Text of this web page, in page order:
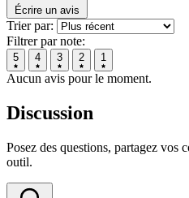
Écrire un avis
Trier par:
Filtrer par note:
5 4 3 2 1
Aucun avis pour le moment.
Discussion
Posez des questions, partagez vos
outil.